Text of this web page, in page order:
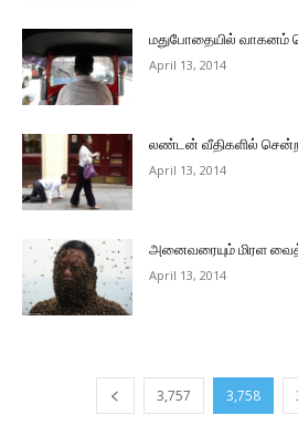
மதுபோதையில் வாகனம்
April 13, 2014
லண்டன் வீதிகளில் சென்ற
April 13, 2014
அனைவரையும் மிரள
April 13, 2014
3,757 3,758